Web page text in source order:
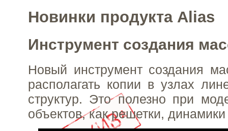
Новинки продукта Alias
Инструмент создания
Новый инструмент создания
располагать копии в узлах
структур. Это полезно при
объектов, как решетки,